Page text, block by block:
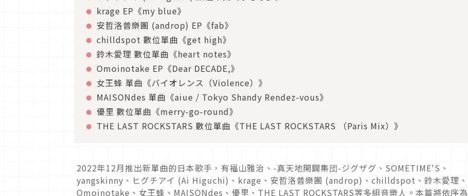
krage EP《my blue》
安哲洛普樂團 (androp) EP《fab》
chilldspot 數位單曲《get high》
鈴木愛理 數位單曲《heart notes》
Omoinotake EP《Dear DECADE,》
女王蜂 單曲《バイオレンス（Violence）》
MAISONdes 單曲《aiue / Tokyo Shandy Rendez-vous》
優里 數位單曲《merry-go-round》
THE LAST ROCKSTARS 數位單曲《THE LAST ROCKSTARS （Paris Mix）》
2022年12月推出新單曲的日本歌手，有福山雅治、-真天地開闢集団-ジグザグ、SOMETIME'S、
yangskinny、ヒグチアイ (Ai Higuchi)、krage、安哲洛普樂團 (androp)、chilldspot、鈴木愛理、
Omoinotake、女王蜂、MAISONdes、優里、THE LAST ROCKSTARS等多組音樂人。本篇將依序為